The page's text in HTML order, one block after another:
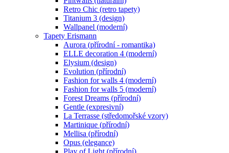
Retro Chic (retro tapety)
Titanium 3 (design)
Wallpanel (moderní)
Tapety Erismann
Aurora (přírodní - romantika)
ELLE decoration 4 (moderní)
Elysium (design)
Evolution (přírodní)
Fashion for walls 4 (moderní)
Fashion for walls 5 (moderní)
Forest Dreams (přírodní)
Gentle (expresivní)
La Terrasse (středomořské vzory)
Martinique (přírodní)
Mellisa (přírodní)
Opus (elegance)
Play of Light (přírodní)